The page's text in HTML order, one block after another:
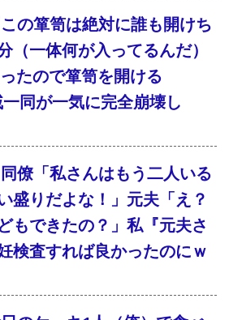
の箪笥は絶対に誰も開けち
（一体何が入ってるんだ）
たので箪笥を開ける
同が一気に完全崩壊し
僚「私さんはもう二人いる
盛りだよな！」元夫「え？
もできたの？」私『元夫さ
検査すれば良かったのにｗ